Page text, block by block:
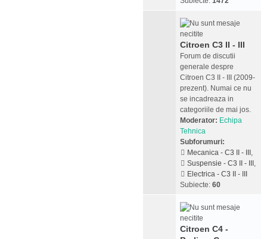
Citroen C3 II - III
Forum de discutii
generale despre
Citroen C3 II - III (2009-
prezent). Numai ce nu
se incadreaza in
categoriile de mai jos.
Moderator: Echipa
Tehnica
Subforumuri:
Mecanica - C3 II - III ,
Suspensie - C3 II - III ,
Electrica - C3 II - III
Subiecte: 60
Citroen C4 -